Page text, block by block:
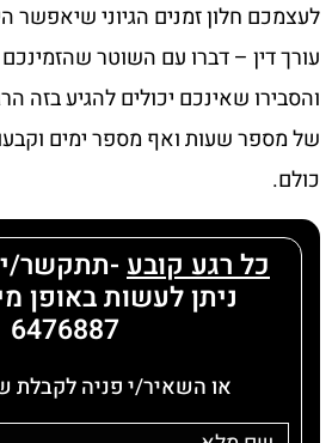
לעצמכם חלון זמנים הגיוני שיאפשר
עורך דין – דברו עם השוטר
והסבירו שאינכם יכולים להגיע בזה
של מספר שעות ואף מספר ימים
כולם.
כל רגע קובע -תתקשר/י
6476887
או השאיר/י פניה לקבלת